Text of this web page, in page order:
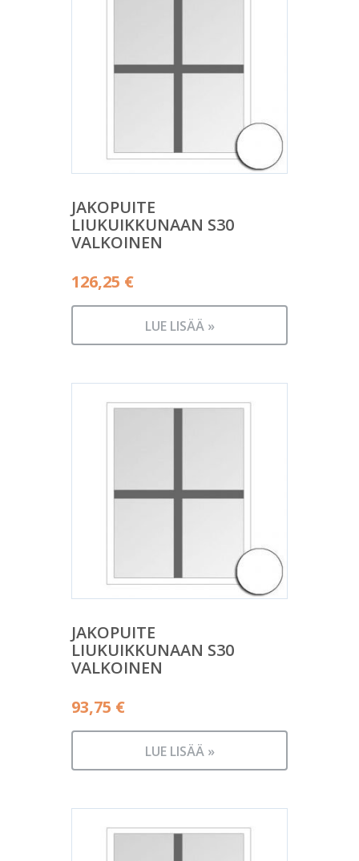
JAKOPUITE
LIUKUIKKUNAAN S30
VALKOINEN
126,25 €
LUE LISÄÄ »
JAKOPUITE
LIUKUIKKUNAAN S30
VALKOINEN
93,75 €
LUE LISÄÄ »